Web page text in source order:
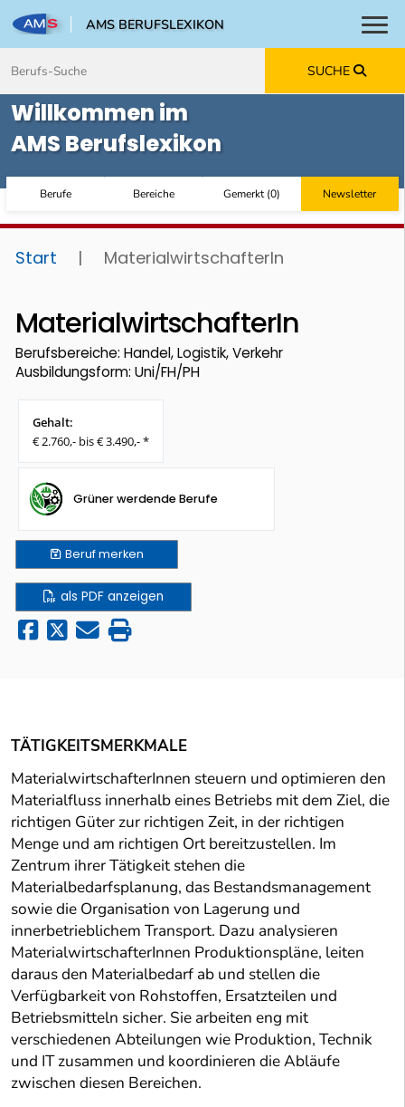
AMS BERUFSLEXIKON
SUCHE
Willkommen im
AMS Berufslexikon
Berufe Bereiche Gemerkt(0) Newsletter
Start | MaterialwirtschafterIn
MaterialwirtschafterIn
Berufsbereiche: Handel, Logistik, Verkehr
Ausbildungsform: Uni/FH/PH
Gehalt:
€ 2.760,- bis € 3.490,- *
Grüner werdende Berufe
Berufmerken
als PDF anzeigen
TÄTIGKEITSMERKMALE
MaterialwirtschafterInnen steuern und optimieren den
Materialfluss innerhalb eines Betriebs mit dem Ziel, die
richtigen Güter zur richtigen Zeit, in der richtigen
Menge und am richtigen Ort bereitzustellen. Im
Zentrum ihrer Tätigkeit stehen die
Materialbedarfsplanung, das Bestandsmanagement
sowie die Organisation von Lagerung und
innerbetrieblichem Transport. Dazu analysieren
MaterialwirtschafterInnen Produktionspläne, leiten
daraus den Materialbedarf ab und stellen die
Verfügbarkeit von Rohstoffen, Ersatzteilen und
Betriebsmitteln sicher. Sie arbeiten eng mit
verschiedenen Abteilungen wie Produktion, Technik
und IT zusammen und koordinieren die Abläufe
zwischen diesen Bereichen.